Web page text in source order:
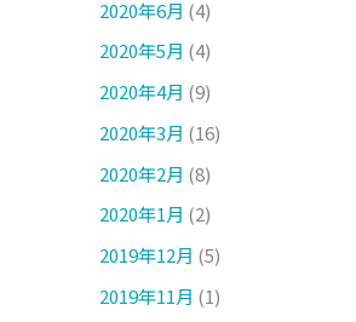
2020年6月 (4)
2020年5月 (4)
2020年4月 (9)
2020年3月 (16)
2020年2月 (8)
2020年1月 (2)
2019年12月 (5)
2019年11月 (1)